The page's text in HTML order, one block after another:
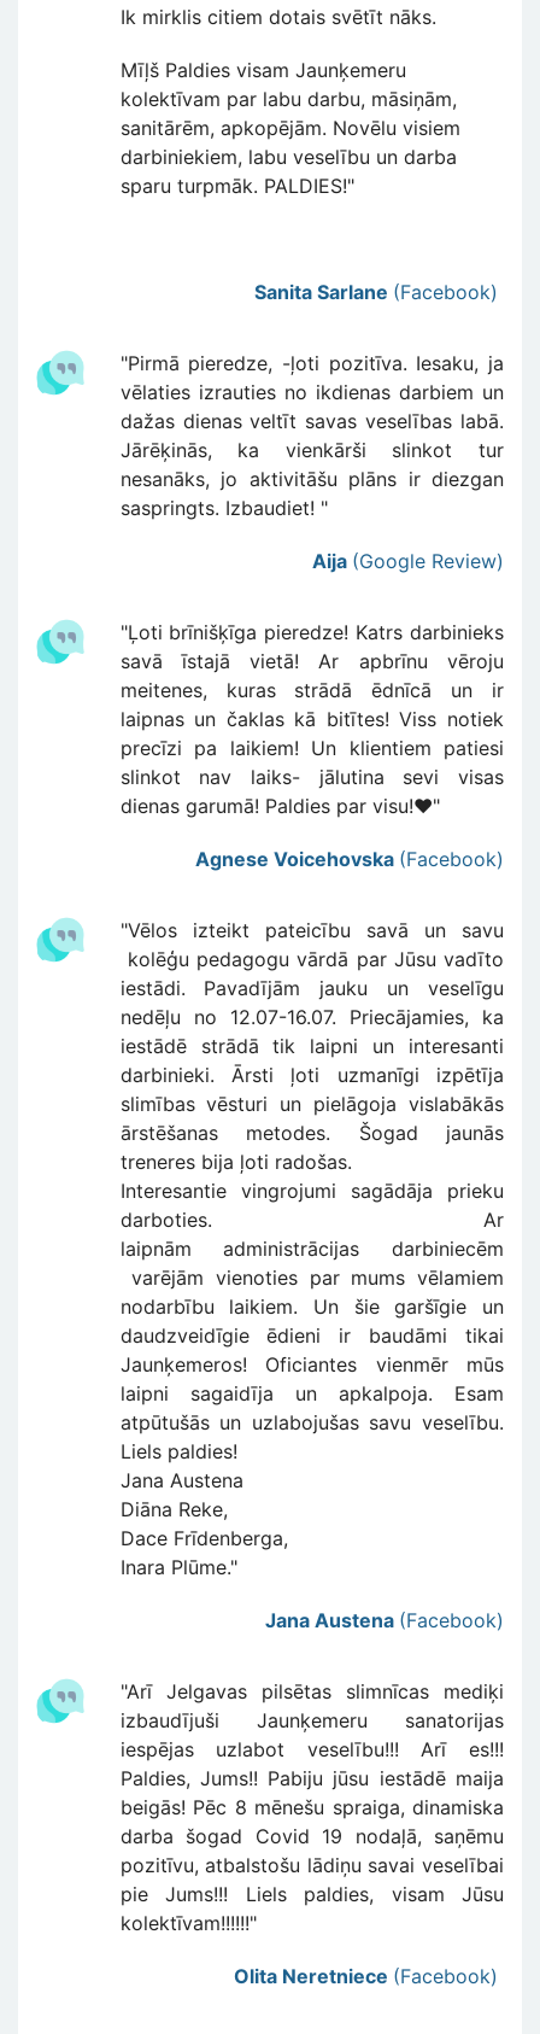
Ik mirklis citiem dotais svētīt nāks.
Mīļš Paldies visam Jaunķemeru
kolektīvam par labu darbu, māsiņām,
sanitārēm, apkopējām. Novēlu visiem
darbiniekiem, labu veselību un darba
sparu turpmāk. PALDIES!"
Sanita Sarlane (Facebook)
"Pirmā pieredze, -ļoti pozitīva. Iesaku, ja
vēlaties izrauties no ikdienas darbiem un
dažas dienas veltīt savas veselības labā.
Jārēķinās, ka vienkārši slinkot tur
nesanāks, jo aktivitāšu plāns ir diezgan
saspringts. Izbaudiet! "
Aija (Google Review)
"Ļoti brīnišķīga pieredze! Katrs darbinieks
savā īstajā vietā! Ar apbrīnu vēroju
meitenes, kuras strādā ēdnīcā un ir
laipnas un čaklas kā bitītes! Viss notiek
precīzi pa laikiem! Un klientiem patiesi
slinkot nav laiks- jālutina sevi visas
dienas garumā! Paldies par visu!❤️"
Agnese Voicehovska (Facebook)
"Vēlos izteikt pateicību savā un savu
kolēģu pedagogu vārdā par Jūsu vadīto
iestādi. Pavadījām jauku un veselīgu
nedēļu no 12.07-16.07. Priecājamies, ka
iestādē strādā tik laipni un interesanti
darbinieki. Ārsti ļoti uzmanīgi izpētīja
slimības vēsturi un pielāgoja vislabākās
ārstēšanas metodes. Šogad jaunās
treneres bija ļoti radošas.
Interesantie vingrojumi sagādāja prieku
darboties. Ar
laipnām administrācijas darbiniecēm
varējām vienoties par mums vēlamiem
nodarbību laikiem. Un šie garšīgie un
daudzveidīgie ēdieni ir baudāmi tikai
Jaunķemeros! Oficiantes vienmēr mūs
laipni sagaidīja un apkalpoja. Esam
atpūtušās un uzlabojušas savu veselību.
Liels paldies!
Jana Austena
Diāna Reke,
Dace Frīdenberga,
Inara Plūme."
Jana Austena (Facebook)
"Arī Jelgavas pilsētas slimnīcas mediķi
izbaudījuši Jaunķemeru sanatorijas
iespējas uzlabot veselību!!! Arī es!!!
Paldies, Jums!! Pabiju jūsu iestādē maija
beigās! Pēc 8 mēnešu spraiga, dinamiska
darba šogad Covid 19 nodaļā, saņēmu
pozitīvu, atbalstošu lādiņu savai veselībai
pie Jums!!! Liels paldies, visam Jūsu
kolektīvam!!!!!!"
Olita Neretniece (Facebook)